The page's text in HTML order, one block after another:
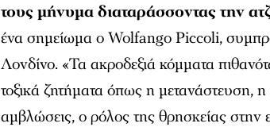
τους μήνυμα διαταράσσοντας την
ένα σημείωμα ο Wolfango Piccoli,
Λονδίνο. «Τα ακροδεξιά κόμματα
τοξικά ζητήματα όπως η μετανάστευση,
αμβλώσεις, ο ρόλος της θρησκείας στην